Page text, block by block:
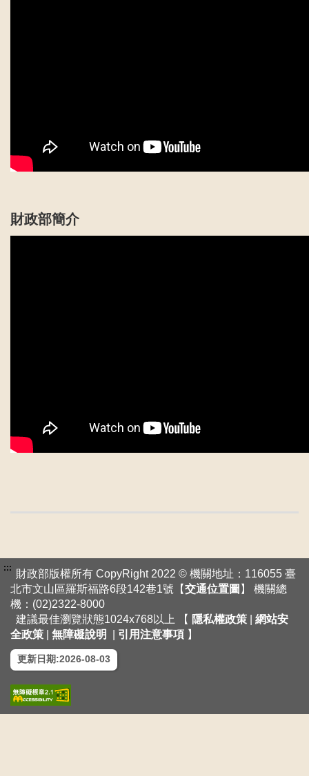
財政部簡介
:::財政部版權所有 CopyRight 2022 © 機關地址：116055 臺
北市文山區羅斯福路6段142巷1號【交通位置圖 】 機關總
機：(02)2322-8000
建議最佳瀏覽狀態1024x768以上 【 隱私權政策
網站安
全政策
無障礙說明 引用注意事項 】
更新日期:2026-08-03